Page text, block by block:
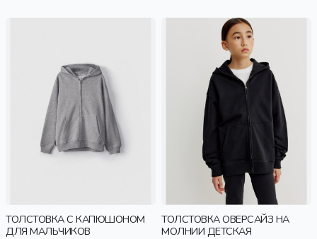
ТОЛСТОВКА С КАПЮШОНОМ
ДЛЯ МАЛЬЧИКОВ
ТОЛСТОВКА ОВЕРСАЙЗ НА
МОЛНИИ ДЕТСКАЯ